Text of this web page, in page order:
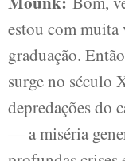
estou com muita
graduação.
surge no século
depredações do
— a miséria